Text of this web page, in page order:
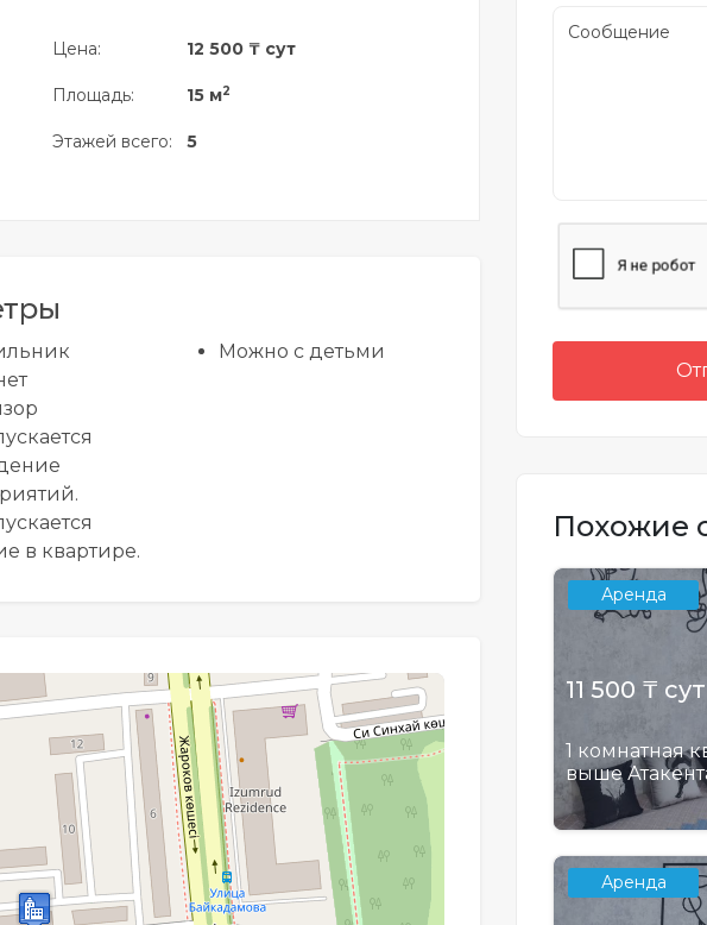
Цена:
Площадь:
Этажей всего:
12 500 ₸ сут
15 м2
5
в квартире.
Можно с детьми
Похожие
Аренда
11 500 ₸ сут
1 комнатная
выше
Аренда